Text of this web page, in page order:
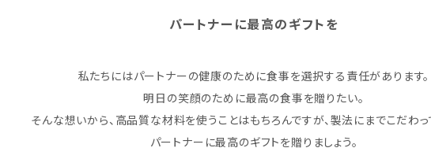
パートナーに最高のギフトを
私たちにはパートナーの健康のために食事を選択する責任があります。
明日の笑顔のために最高の食事を贈りたい。
そんな想いから、高品質な材料を使うことはもちろんですが、製法にまでこだわっ
パートナーに最高のギフトを贈りましょう。